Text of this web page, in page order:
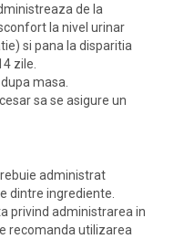
de la
la nivel urinar
si pana la disparitia
zile.
masa.
sa se asigure un
administrat
dintre ingrediente.
privind administrarea in
recomanda utilizarea